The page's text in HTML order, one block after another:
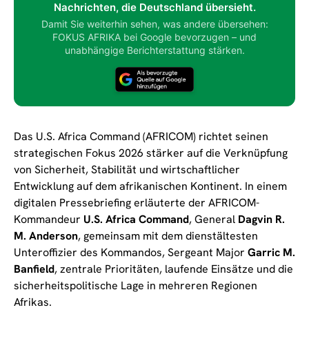
Nachrichten, die Deutschland übersieht.
Damit Sie weiterhin sehen, was andere übersehen:
FOKUS AFRIKA bei Google bevorzugen – und
unabhängige Berichterstattung stärken.
Das U.S. Africa Command (AFRICOM) richtet seinen
strategischen Fokus 2026 stärker auf die Verknüpfung
von Sicherheit, Stabilität und wirtschaftlicher
Entwicklung auf dem afrikanischen Kontinent. In einem
digitalen Pressebriefing erläuterte der AFRICOM-
Kommandeur U.S. Africa Command, General Dagvin R.
M. Anderson, gemeinsam mit dem dienstältesten
Unteroffizier des Kommandos, Sergeant Major Garric M.
Banfield, zentrale Prioritäten, laufende Einsätze und die
sicherheitspolitische Lage in mehreren Regionen
Afrikas.